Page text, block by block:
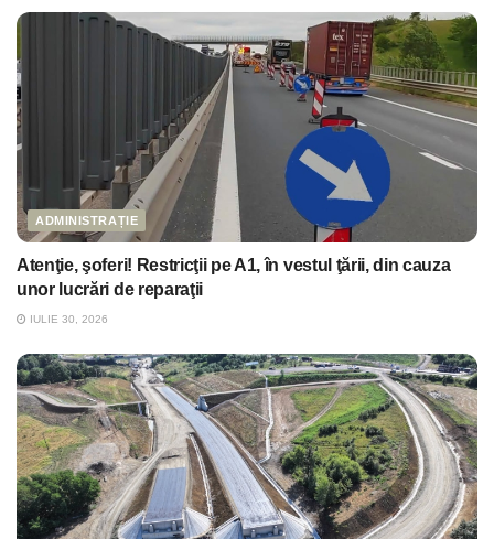
ADMINISTRAȚIE
Atenţie, şoferi! Restricţii pe A1, în vestul ţării, din cauza
unor lucrări de reparaţii
IULIE 30, 2026